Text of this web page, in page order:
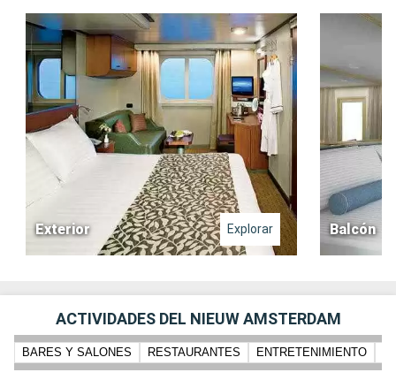
Exterior Explorar Balcón
ACTIVIDADES DEL NIEUW AMSTERDAM
BARES Y SALONES RESTAURANTES ENTRETENIMIENTO